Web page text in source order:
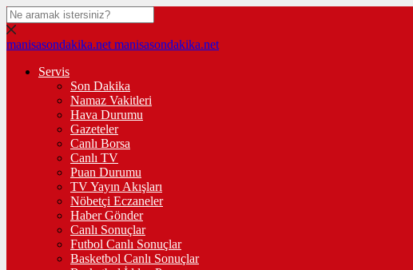
manisasondakika.net manisasondakika.net
Servis
Son Dakika
Namaz Vakitleri
Hava Durumu
Gazeteler
Canlı Borsa
Canlı TV
Puan Durumu
TV Yayın Akışları
Nöbetçi Eczaneler
Haber Gönder
Canlı Sonuçlar
Futbol Canlı Sonuçlar
Basketbol Canlı Sonuçlar